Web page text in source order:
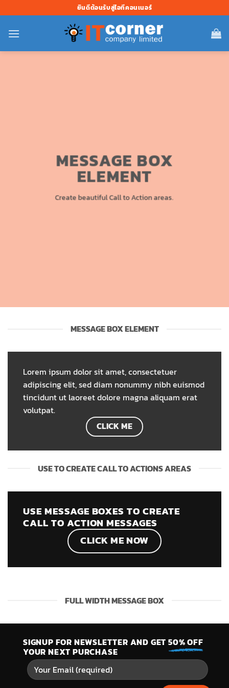
ไป
ยัง
ยินดีต้อนรับสู่ไอทีคอนเนอร์
MESSAGE BOX
ELEMENT
Create beautiful Call to Action areas.
MESSAGE BOX ELEMENT
Lorem ipsum dolor sit amet, consectetuer
adipiscing elit, sed diam nonummy nibh euismod
tincidunt ut laoreet dolore magna aliquam erat
volutpat.
CLICK ME
USE TO CREATE CALL TO ACTIONS AREAS
USE MESSAGE BOXES TO CREATE
CALL TO ACTION MESSAGES
CLICK ME NOW
FULL WIDTH MESSAGE BOX
SIGNUP FOR NEWSLETTER AND GET 50% OFF
YOUR NEXT PURCHASE